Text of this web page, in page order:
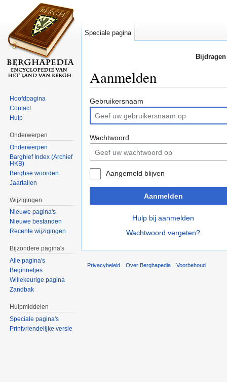
Aanmelden
Gebruikersnaam
Wachtwoord
Aangemeld blijven
Aanmelden
Hulp bij aanmelden
Wachtwoord vergeten?
Speciale pagina
Hoofdpagina
Contact
Hulp
Onderwerpen
Onderwerpen
Barghief Index (Archief
HKB)
Berghse woorden
Jaartallen
Wijzigingen
Nieuwe pagina's
Nieuwe bestanden
Recente wijzigingen
Bijzondere pagina's
Alle pagina's
Beginnetjes
Willekeurige pagina
Zandbak
Hulpmiddelen
Speciale pagina's
Printvriendelijke versie
Privacybeleid Over Berghapedia Voorbehoud